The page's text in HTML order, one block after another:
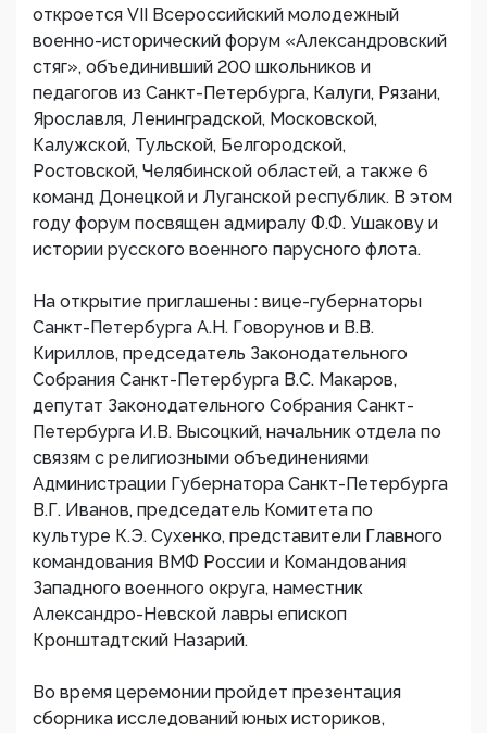
откроется VII Всероссийский молодежный
военно-исторический форум «Александровский
стяг», объединивший 200 школьников и
педагогов из Санкт-Петербурга, Калуги, Рязани,
Ярославля, Ленинградской, Московской,
Калужской, Тульской, Белгородской,
Ростовской, Челябинской областей, а также 6
команд Донецкой и Луганской республик. В этом
году форум посвящен адмиралу Ф.Ф. Ушакову и
истории русского военного парусного флота.
На открытие приглашены : вице-губернаторы
Санкт-Петербурга А.Н. Говорунов и В.В.
Кириллов, председатель Законодательного
Собрания Санкт-Петербурга В.С. Макаров,
депутат Законодательного Собрания Санкт-
Петербурга И.В. Высоцкий, начальник отдела по
связям с религиозными объединениями
Администрации Губернатора Санкт-Петербурга
В.Г. Иванов, председатель Комитета по
культуре К.Э. Сухенко, представители Главного
командования ВМФ России и Командования
Западного военного округа, наместник
Александро-Невской лавры епископ
Кронштадтский Назарий.
Во время церемонии пройдет презентация
сборника исследований юных историков,